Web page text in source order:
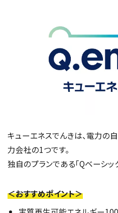
キューエネスでんきは、電力の
力会社の1つです。
独自のプランである「Qベーシッ
＜おすすめポイント＞